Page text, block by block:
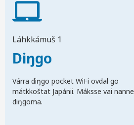
Láhkkámuš 1
Diŋgo
Várra diŋgo pocket WiFi ovdal go
mátkkoštat Japánii. Máksse vai nanne
diŋgoma.